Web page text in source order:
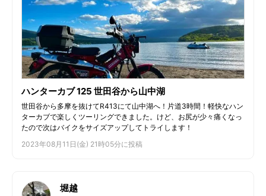
ハンターカブ 125 世田谷から山中湖
世田谷から多摩を抜けてR413にて山中湖へ！片道3時間！軽快なハン
ターカブで楽しくツーリングできました。けど、お尻が少々痛くなっ
たので次はバイクをサイズアップしてトライします！
2023年08月11日(金) 21時05分に投稿
堀越